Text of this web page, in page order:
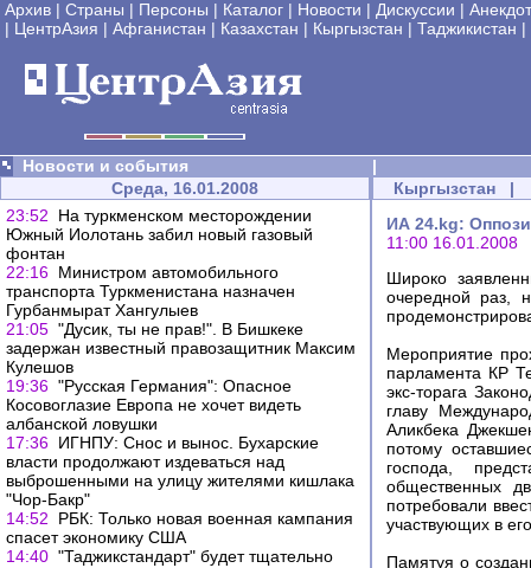
Архив | Страны | Персоны | Каталог | Новости | Дискуссии |
| ЦентрАзия | Афганистан | Казахстан | Кыргызстан | Таджикистан |
Новости и события
|
Среда, 16.01.2008
23:52
На туркменском месторождении
Южный Иолотань забил новый газовый
фонтан
22:16 Министром автомобильного
транспорта Туркменистана назначен
Гурбанмырат Хангулыев
21:05 "Дусик, ты не прав!". В Бишкеке
задержан известный правозащитник Максим
Кулешов
19:36 "Русская Германия": Опасное
Косовоглазие Европа не хочет видеть
албанской ловушки
17:36 ИГНПУ: Снос и вынос. Бухарские
власти продолжают издеваться над
выброшенными на улицу жителями кишлака
"Чор-Бакр"
14:52
РБК: Только новая военная кампания
спасет экономику США
14:40 "Таджикстандарт" будет тщательно
Кыргызстан |
ИА 24.kg:
11:00 16.01.2008
Широко
очередной раз,
Мероприятие
парламента КР
экс-торага
главу
Аликбека
потому
господа,
общественных
потребовали
участвующих в
Памятуя о